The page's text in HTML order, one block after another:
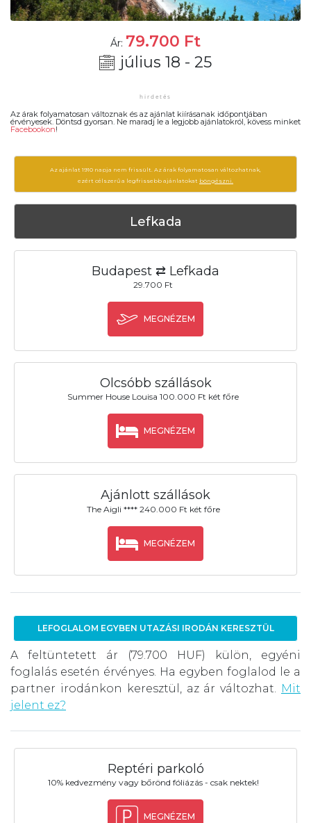
Ár: 79.700 Ft
július 18 - 25
Az árak folyamatosan változnak és az ajánlat kiírásanak időpontjában
érvényesek. Döntsd gyorsan. Ne maradj le a legjobb ajánlatokról, kövess minket
Facebookon!
Az ajánlat 1910 napja nem frissült. Az árak folyamatosan változhatnak,
ezért célszerű a legfrissebb ajánlatokat böngészni.
Lefkada
Budapest ⇄ Lefkada
29.700 Ft
MEGNÉZEM
Olcsóbb szállások
Summer House Louisa 100.000 Ft két főre
MEGNÉZEM
Ajánlott szállások
The Aigli **** 240.000 Ft két főre
MEGNÉZEM
LEFOGLALOM EGYBEN UTAZÁSI IRODÁN KERESZTÜL
A feltüntetett ár (79.700 HUF) külön, egyéni
foglalás esetén érvényes. Ha egyben foglalod le a
partner irodánkon keresztül, az ár változhat.
Mit
jelent ez?
Reptéri parkoló
10% kedvezmény vagy bőrönd fóliázás - csak nektek!
MEGNÉZEM